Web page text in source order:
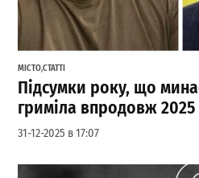
МІСТО,СТАТТІ
Підсумки року, що
гриміла впродовж
31-12-2025 в 17:07